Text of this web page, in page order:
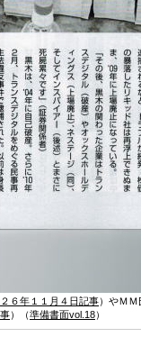
２６年１１月４日記事）やＭＭ
）（準備書面vol.18）